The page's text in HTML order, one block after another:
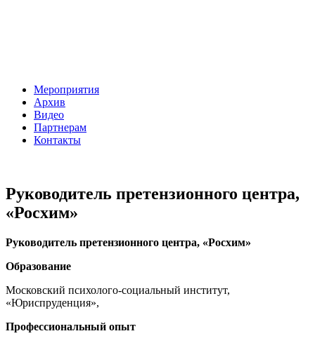
Мероприятия
Архив
Видео
Партнерам
Контакты
Руководитель претензионного центра,
«Росхим»
Руководитель претензионного центра, «Росхим»
Образование
Московский психолого-социальный институт,
«Юриспруденция»,
Профессиональный опыт